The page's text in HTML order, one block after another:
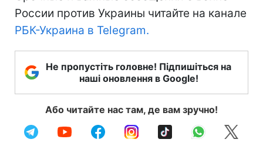
России против Украины читайте на канале
РБК-Украина в Telegram.
Не пропустіть головне! Підпишіться на
наші оновлення в Google!
Або читайте нас там, де вам зручно!